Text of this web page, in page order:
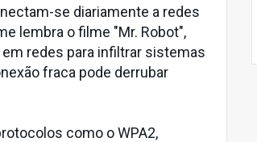
se diariamente a redes
lembra o filme "Mr. Robot",
redes para infiltrar sistemas
fraca pode derrubar
como o WPA2,